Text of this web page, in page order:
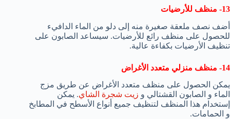
13- منظف للأرضيات
أضف نصف ملعقة صغيرة منه إلى دلو من الماء الدافيء
للحصول على منظف رائع للأرضيات. سيساعد الصابون على
تنظيف الأرضيات بكفاءة عالية.
14- منظف منزلي متعدد الأغراض
يمكن الحصول على منظف متعدد الأغراض عن طريق مزج
الماء و الصابون القشتالي و زيت شجرة الشاي. يمكن
إستخدام هذا المنظف لتنظيف جميع أنواع الأسطح في المطابخ
و الحمامات.